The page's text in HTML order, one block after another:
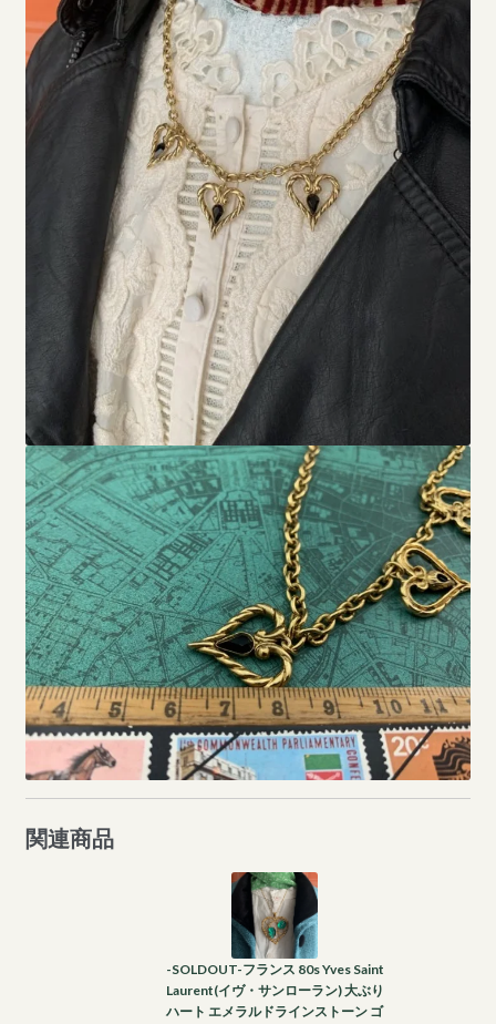
関連商品
-SOLDOUT-フランス 80s Yves Saint
Laurent(イヴ・サンローラン) 大ぶり
ハート エメラルドラインストーン ゴ